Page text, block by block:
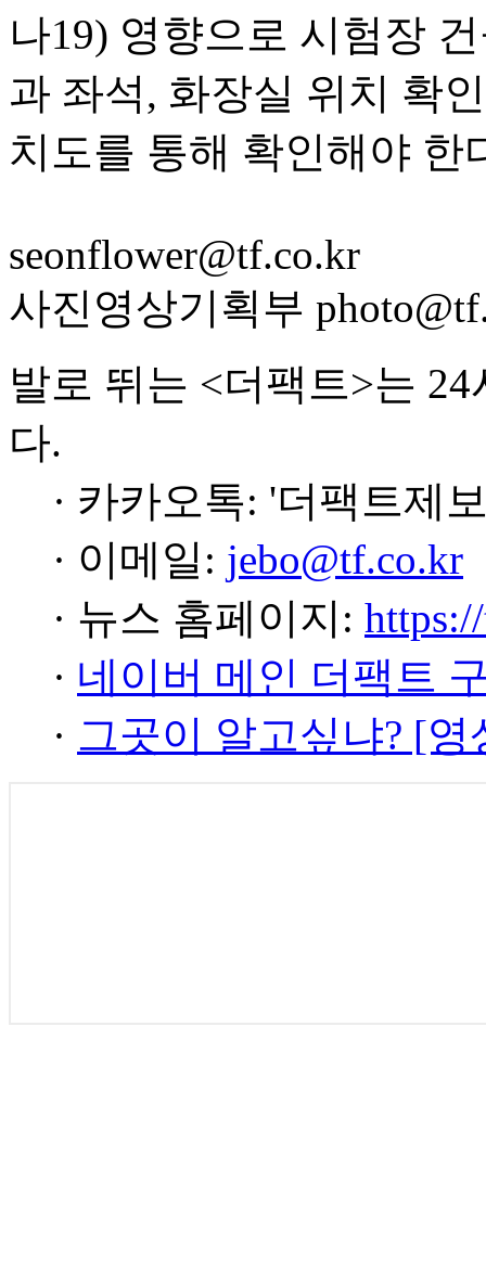
나19) 영향으로 시험장
과 좌석, 화장실 위치 확
치도를 통해 확인해야 한
seonflower@tf.co.kr
사진영상기획부
발로 뛰는 <더팩트>는
다.
· 카카오톡: '더팩트제
· 이메일: jebo@tf.co.kr
· 뉴스 홈페이지:
· 네이버 메인 더팩트
· 그곳이 알고싶냐? [